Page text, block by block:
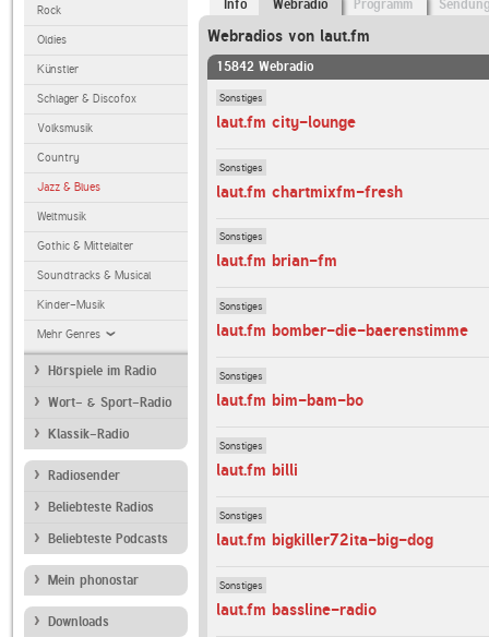
Rock
Oldies
Künstler
Schlager & Discofox
Volksmusik
Country
Jazz & Blues
Weltmusik
Gothic & Mittelalter
Soundtracks & Musical
Kinder-Musik
Mehr Genres
Hörspiele im Radio
Wort- & Sport-Radio
Klassik-Radio
Radiosender
Beliebteste Radios
Beliebteste Podcasts
Mein phonostar
Downloads
Info Webradio Programm
Webradios von laut.fm
15842 Webradio
Sonstiges
laut.fm city-lounge
Sonstiges
laut.fm chartmixfm-fresh
Sonstiges
laut.fm brian-fm
Sonstiges
laut.fm bomber-die-baerenstimme
Sonstiges
laut.fm bim-bam-bo
Sonstiges
laut.fm billi
Sonstiges
laut.fm bigkiller72ita-big-dog
Sonstiges
laut.fm bassline-radio